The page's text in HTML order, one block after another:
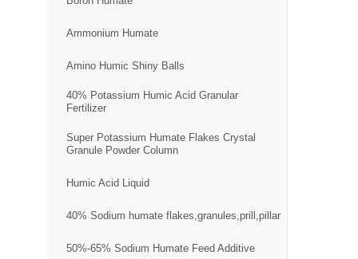
Ammonium Humate
Amino Humic Shiny Balls
40% Potassium Humic Acid Granular
Fertilizer
Super Potassium Humate Flakes Crystal
Granule Powder Column
Humic Acid Liquid
40% Sodium humate flakes,granules,prill,pillar
50%-65% Sodium Humate Feed Additive